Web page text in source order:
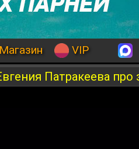
Магазин VIP
Патракеева про